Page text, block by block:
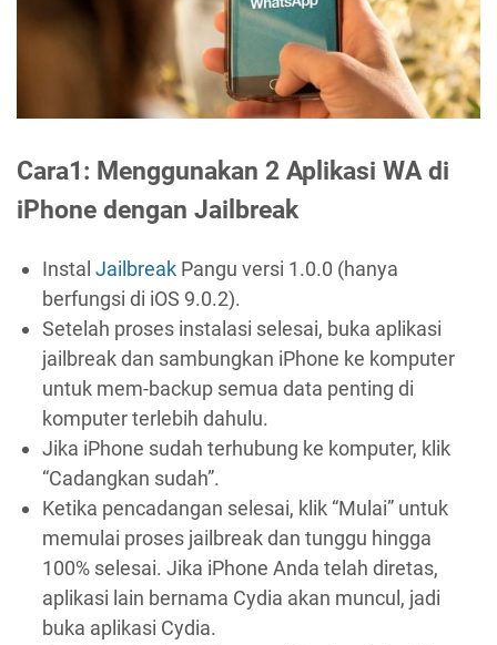
Cara1: Menggunakan 2 Aplikasi WA di
iPhone dengan Jailbreak
Instal JailbreakPangu versi 1.0.0 (hanya
berfungsi di iOS 9.0.2).
Setelah proses instalasi selesai, buka aplikasi
jailbreak dan sambungkan iPhone ke komputer
untuk mem-backup semua data penting di
komputer terlebih dahulu.
Jika iPhone sudah terhubung ke komputer, klik
“Cadangkan sudah”.
Ketika pencadangan selesai, klik “Mulai” untuk
memulai proses jailbreak dan tunggu hingga
100% selesai. Jika iPhone Anda telah diretas,
aplikasi lain bernama Cydia akan muncul, jadi
buka aplikasi Cydia.